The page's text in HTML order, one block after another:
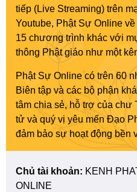
tiếp (Live Streaming) trên
Youtube, Phật Sự Online
15 chương trình khác với
thông Phật giáo như một
Phật Sự Online có trên 60
Biên tập và các bộ phận
tâm chia sẻ, hỗ trợ của chư
tử và quý vị yêu mến Đạo
đảm bảo sự hoạt động bền
Chủ tài khoản: KENH
ONLINE